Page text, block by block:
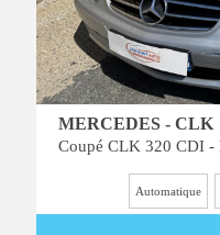
MERCEDES - CLK
Automatique